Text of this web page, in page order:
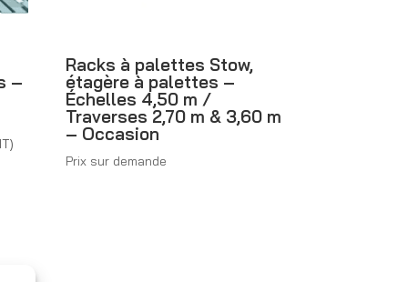
–
Racks à palettes Stow,
étagère à palettes –
Échelles 4,50 m /
Traverses 2,70 m & 3,60 m
– Occasion
Prix sur demande